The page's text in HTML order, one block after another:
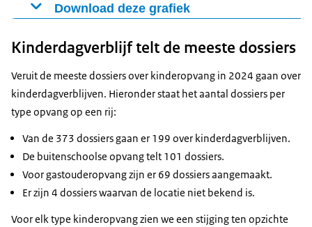
Jaar Dossiers
2023271
Download deze grafiek
Download CSV-bestand
Kinderdagverblijf telt de meeste dossiers
Veruit de meeste dossiers over kinderopvang in 2024 gaan over
kinderdagverblijven. Hieronder staat het aantal dossiers per
type opvang op een rij:
Van de 373 dossiers gaan er 199 over kinderdagverblijven.
De buitenschoolse opvang telt 101 dossiers.
Voor gastouderopvang zijn er 69 dossiers aangemaakt.
Er zijn 4 dossiers waarvan de locatie niet bekend is.
Voor elk type kinderopvang zien we een stijging ten opzichte